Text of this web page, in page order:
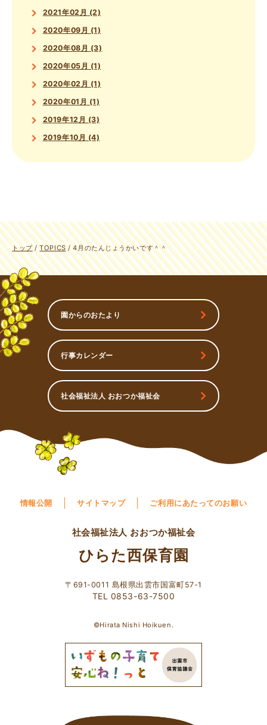
2021年02月 (2)
2020年09月 (1)
2020年08月 (3)
2020年05月 (1)
2020年02月 (1)
2020年01月 (1)
2019年12月 (3)
2019年10月 (4)
現
在
の
位
置：
トップ/TOPICS/4月のたんじょうかいです＾＾
園からのおたより
行事カレンダー
社会福祉法人 おおつか福祉会
情報公開 サイトマップ ご利用にあたってのお願い
社会福祉法人 おおつか福祉会
ひらた西保育園
〒691-0011 島根県出雲市国富町57-1
TEL 0853-63-7500
©Hirata Nishi Hoikuen.